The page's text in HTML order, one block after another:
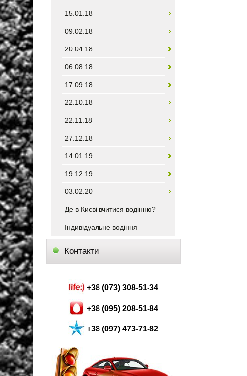
15.01.18
09.02.18
20.04.18
06.08.18
17.09.18
22.10.18
22.11.18
27.12.18
14.01.19
19.12.19
03.02.20
Де в Києві вчитися водінню?
Індивідуальне водіння
Контакти
+38 (073) 308-51-34
+38 (095) 208-51-84
+38 (097) 473-71-82